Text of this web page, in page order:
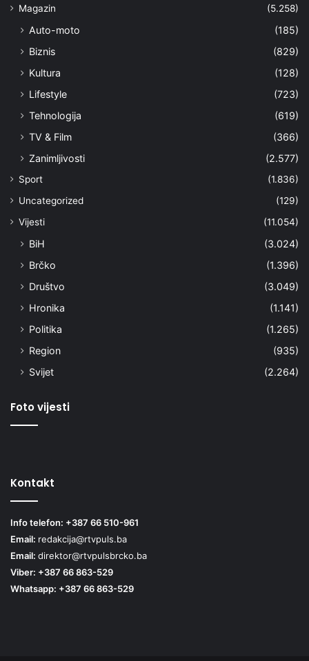
Magazin
(5.258)
Auto-moto
(185)
Biznis
(829)
Kultura
(128)
Lifestyle
(723)
Tehnologija
(619)
TV & Film
(366)
Zanimljivosti
(2.577)
Sport
(1.836)
Uncategorized
(129)
Vijesti
(11.054)
BiH
(3.024)
Brčko
(1.396)
Društvo
(3.049)
Hronika
(1.141)
Politika
(1.265)
Region
(935)
Svijet
(2.264)
Foto vijesti
Kontakt
Info telefon: +387 66 510-961
Email: redakcija@rtvpuls.ba
Email: direktor@rtvpulsbrcko.ba
Viber: +387 66 863-529
Whatsapp: +387 66 863-529